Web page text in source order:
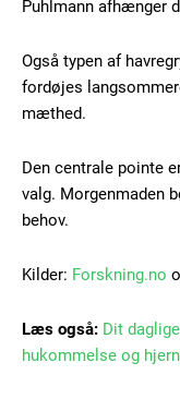
Praesent
Nullam eu erat
Donec quis est
Orci varius
Puhlmann afhænger
Også typen af
fordøjes
mæthed.
Den centrale pointe
valg. Morgenmaden
behov.
Kilder: Forskning.no
Læs også: Dit
hukommelse og